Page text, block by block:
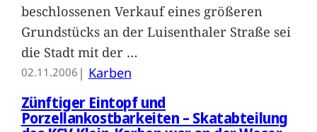
beschlossenen Verkauf eines größeren
Grundstücks an der Luisenthaler Straße sei
die Stadt mit der …
02.11.2006 | Karben
Zünftiger Eintopf und
Porzellankostbarkeiten – Skatabteilung